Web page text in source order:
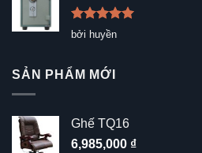
Được xếp
hạng5
bởi huyền
SẢN PHẨM MỚI
Ghế TQ16
6,985,000 ₫